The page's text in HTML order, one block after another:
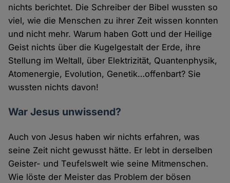
nichts berichtet. Die Schreiber der Bibel wussten so
viel, wie die Menschen zu ihrer Zeit wissen konnten
und nicht mehr. Warum haben Gott und der Heilige
Geist nichts über die Kugelgestalt der Erde, ihre
Stellung im Weltall, über Elektrizität, Quantenphysik,
Atomenergie, Evolution, Genetik…offenbart? Sie
wussten nichts davon!
War Jesus unwissend?
Auch von Jesus haben wir nichts erfahren, was
seine Zeit nicht gewusst hätte. Er lebt in derselben
Geister- und Teufelswelt wie seine Mitmenschen.
Wie löste der Meister das Problem der bösen